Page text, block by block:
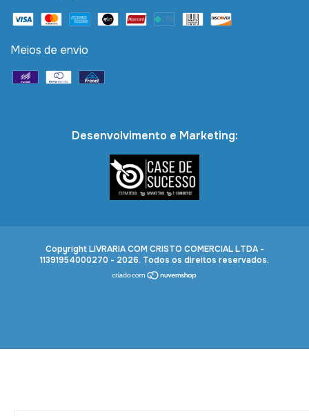
Meios de envio
Desenvolvimento e Marketing:
Copyright LIVRARIA COM CRISTO COMERCIAL LTDA -
11391954000270 - 2026. Todos os direitos reservados.